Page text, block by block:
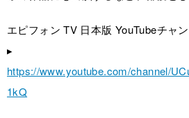
エピフォン TV 日本版 YouTubeチャ
▸
https://www.youtube.com/channel/
1kQ